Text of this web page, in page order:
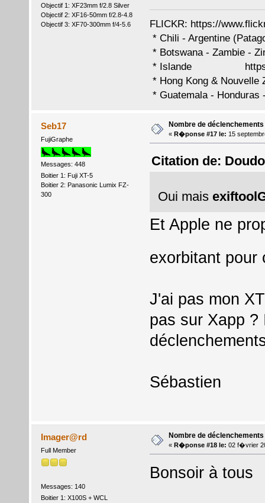
Objectif 1: XF23mm f/2.8 Silver
Objectif 2: XF16-50mm f/2.8-4.8
Objectif 3: XF70-300mm f/4-5.6
FLICKR: https://
* Chili - Argentine
* Botswana - Zambie -
* Islande
* Hong Kong &
* Guatemala -
Seb17
FujiGraphe
Messages: 448
Boitier 1: Fuji XT-5
Boitier 2: Panasonic Lumix FZ-
300
Nombre de déclenchements
« R�ponse #17 le: 15
Citation de:
Oui mais
Et Apple ne
exorbitant
J'ai pas mon
pas sur Xapp ?
Sébastien
Imager@rd
Full Member
Messages: 140
Boitier 1: X100S + WCL
Nombre de déclenchements
« R�ponse #18 le: 02 f�vrier
Bonsoir à tous